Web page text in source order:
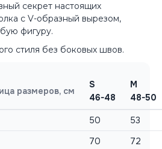
секрет настоящих
с V-образный вырезом,
фигуру.
стиля без боковых швов.
размеров, см
S
46-48
M
48-50
50
53
70 72